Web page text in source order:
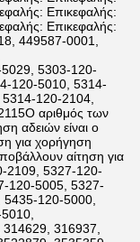
Επικεφαλής:
Επικεφαλής:
449587-0001,
5303-120-
120-5010, 5314-
120-2104,
αριθμός των
αδειών είναι ο
για χορήγηση
αίτηση για
2109, 5327-120-
120-5005, 5327-
120-5000,
316937,